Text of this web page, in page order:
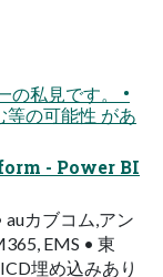
の私見です。 •
の可能性 があ
- Power BI
auカブコム,アン
EMS • 東
埋め込みあり